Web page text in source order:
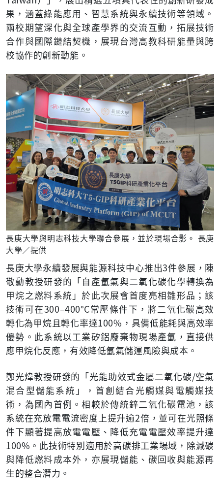
果，涵蓋綠能應用、智慧系統與永續技術等領域。
兩校期望深化與全球產學界的交流互動，拓展技術
合作與國際鏈結契機，展現台灣高教科研能量與跨
校協作的創新動能。
長庚大學與明志科技大學聯合參展，並於現場合影。 長庚
大學／提供
長庚大學永續發展與能源科技中心推出3件參展，陳
敬勳教授研發的「自產氫氣與二氧化碳化學轉換為
甲烷之燃料系統」於此次展會首度亮相雛形品；該
技術可在300–400°C常壓條件下，將二氧化碳高效
轉化為甲烷且轉化率達100%，具備低能耗與高效率
優勢。此系統以工業矽鋁廢棄物現場產氫，直接供
應甲烷化反應，有效降低氫氣儲運風險與成本。
鄭光煒教授研發的「光能助效式金屬二氧化碳/空氣
混合型儲能系統」，首創結合光觸媒與電觸媒技
術，為國內首例。相較於傳統鋅二氧化碳電池，該
系統在充放電電流密度上提升逾2倍，並可在光照條
件下顯著提高放電電壓、降低充電電壓效率提升達
100%。此技術特別適用於高碳排工業場域，除減碳
與降低燃料成本外，亦展現儲能、碳回收與能源再
生的整合潛力。